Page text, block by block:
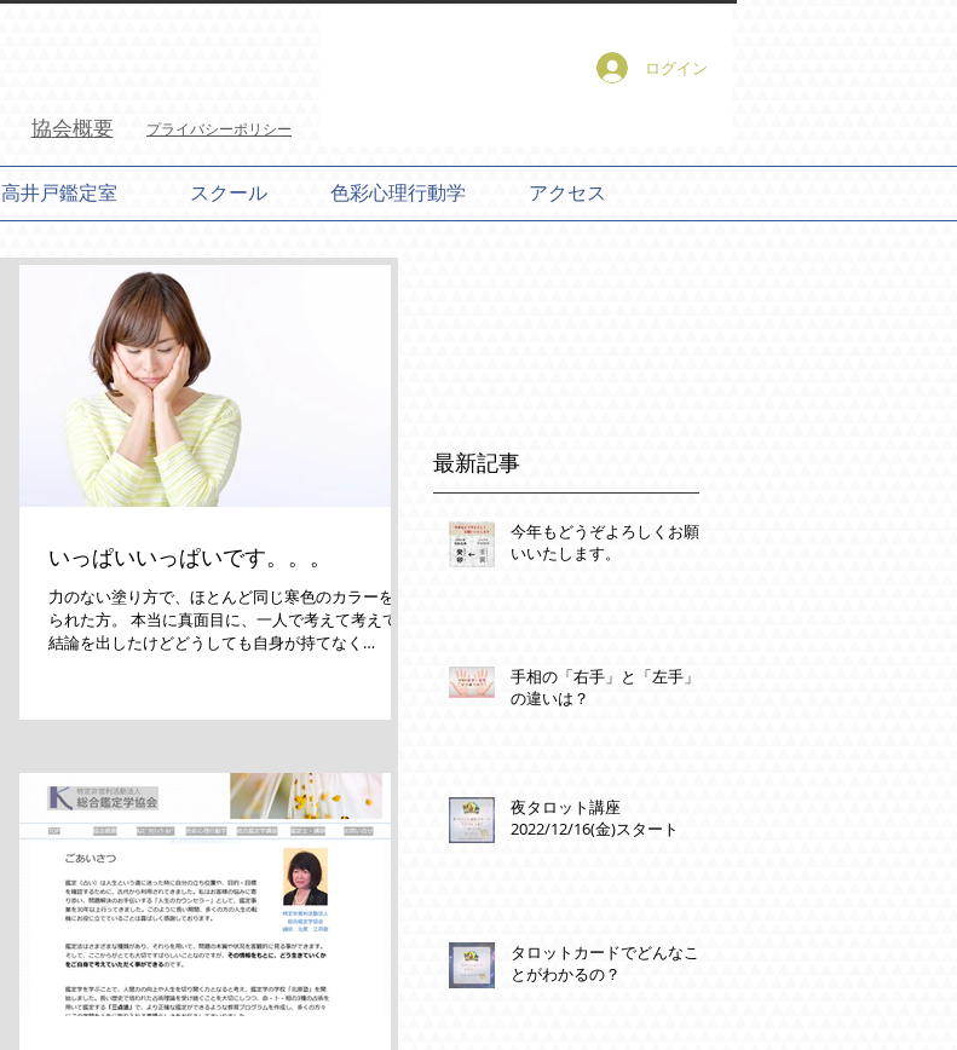
協会概要 プライバシーポリシー
ログイン
高井戸鑑定室 スクール 色彩心理行動学 アクセス
いっぱいいっぱいです。。。
力のない塗り方で、ほとんど同じ寒色のカラーを塗
られた方。 本当に真面目に、一人で考えて考えて、
結論を出したけどどうしても自身が持てなく
最新記事
今年もどうぞよろしくお願
いいたします。
手相の「右手」と「左手」
の違いは？
夜タロット講座
2022/12/16(金)スタート
タロットカードでどんなこ
とがわかるの？